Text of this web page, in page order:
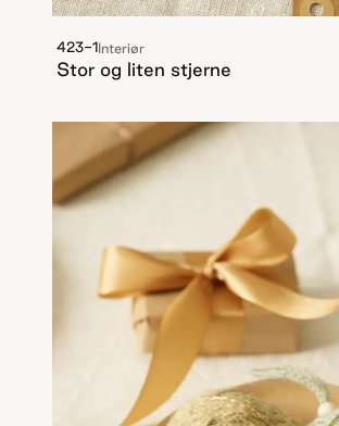
423-1Interiør
Stor og liten stjerne